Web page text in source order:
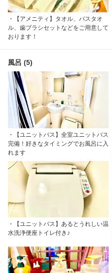
・【アメニティ】タオル、バスタオ
ル、歯ブラシセットなどをご用意して
おります！
風呂 (5)
・【ユニットバス】全室ユニットバス
完備！好きなタイミングでお風呂に入
れます
・【ユニットバス】あるとうれしい温
水洗浄便座トイレ付き♪